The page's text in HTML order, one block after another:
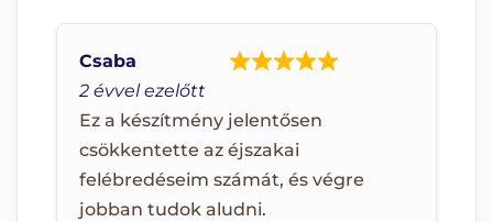
2 évvel ezelőtt
Ez a készítmény jelentősen
csökkentette az éjszakai
felébredéseim számát, és végre
jobban tudok aludni.
Csaba